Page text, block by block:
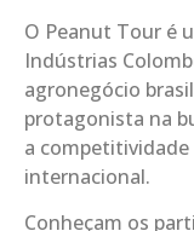
O Peanut Tour é
Indústrias
agronegócio
protagonista na
a
internacional.
Conheçam os